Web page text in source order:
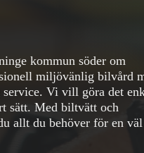
kommun söder om
miljövänlig bilvård
Vi vill göra det
sätt. Med biltvätt och
allt du behöver för en väl